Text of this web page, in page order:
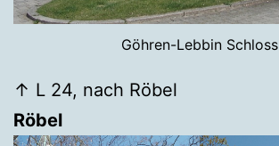
Göhren-Lebbin Schloss
↑ L 24, nach Röbel
Röbel